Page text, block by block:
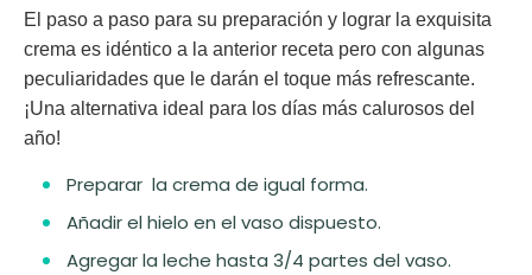
El paso a paso para su preparación y lograr la exquisita
crema es idéntico a la anterior receta pero con algunas
peculiaridades que le darán el toque más refrescante.
¡Una alternativa ideal para los días más calurosos del
año!
Preparar la crema de igual forma.
Añadir el hielo en el vaso dispuesto.
Agregar la leche hasta 3/4 partes del vaso.